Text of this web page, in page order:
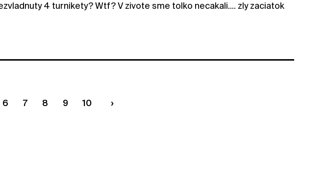
4 turnikety? Wtf? V zivote sme tolko necakali.... zly zaciatok
6 7 8 9 10